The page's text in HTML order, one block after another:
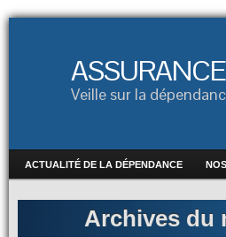
ASSURANCE
Veille sur la
ACTUALITÉ DE LA DÉPENDANCE
Archives du